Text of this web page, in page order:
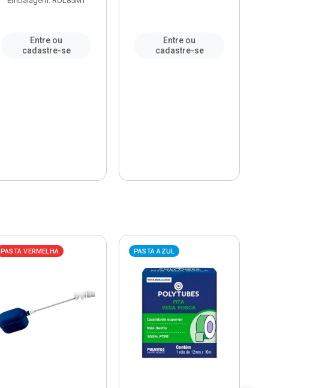
Entre ou
cadastre-se
Entre ou
cadastre-se
PASTA VERMELHA PASTA AZUL